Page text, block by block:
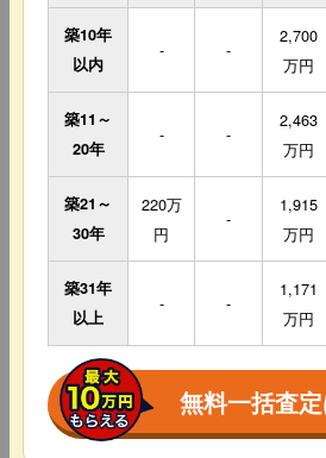
築10年
以内
- -
2,700
万円
築11～
20年
- -
2,463
万円
築21～
30年
220万
円
-
1,915
万円
築31年
以上
- -
1,171
万円
無料一括査